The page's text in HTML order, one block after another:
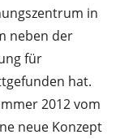
in
neben der
für
hat.
2012 vom
neue Konzept